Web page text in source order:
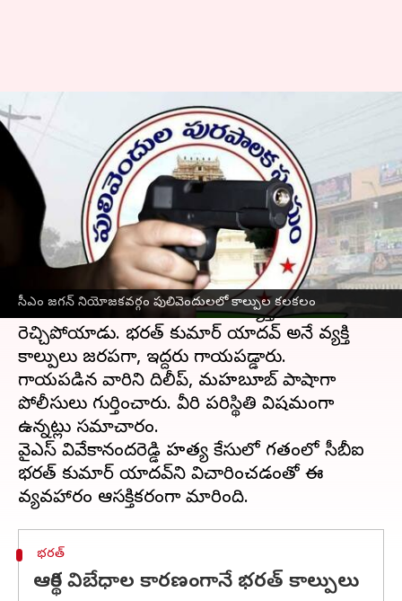
సీఎం జగన్ నియోజకవర్గం పులివెందులలో కాల్పుల కలకలం
పులివెందులలో కాల్పుల కలకలం;
తుపాకీతో ఇద్దరిని కాల్చిన భరత్
యాదవ్
వ్రాసిన వారు Mar 28, 2023
ఈ వార్తాకథనం ఏంటి
ఆంధ్రప్రదేశ్ముఖ్యమంత్రి వైఎస్ జగన్ నియోజకవర్గం
పులివెందులలో మంగళవారం ఓ వ్యక్తి తుపాకీతో
రెచ్చిపోయాడు. భరత్ కుమార్ యాదవ్ అనే వ్యక్తి
కాల్పులు జరపగా, ఇద్దరు గాయపడ్డారు.
గాయపడిన వారిని దిలీప్, మహబూబ్ పాషాగా
పోలీసులు గుర్తించారు. వీరి పరిస్థితి విషమంగా
ఉన్నట్లు సమాచారం.
వైఎస్ వివేకానందరెడ్డి హత్య కేసులో గతంలో సీబీఐ
భరత్ కుమార్ యాదవ్‌ని విచారించడంతో ఈ
భరత్
ఆర్థిక విబేధాల కారణంగానే భరత్ కాల్పులు